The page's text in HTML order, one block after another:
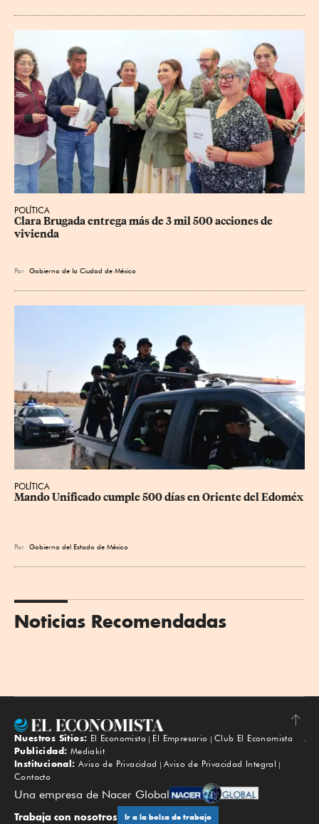
POLÍTICA
Clara Brugada entrega más de 3 mil 500 acciones de
vivienda
Por Gobierno de la Ciudad de México
POLÍTICA
Mando Unificado cumple 500 días en Oriente del Edoméx
Por Gobierno del Estado de México
Noticias Recomendadas
Subir
Nuestros Sitios: El Economista El Empresario
Club El Economista
Publicidad: Mediakit
Institucional: Aviso de Privacidad
Aviso de Privacidad Integral
Contacto
Una empresa de Nacer Global
Trabaja con nosotros Ir a la bolsa de trabajo